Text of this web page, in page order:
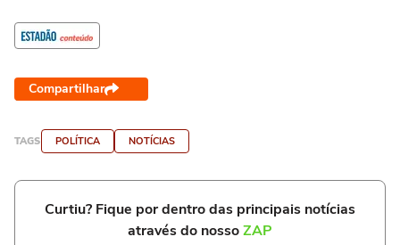
Compartilhar
TAGS POLÍTICA NOTÍCIAS
Curtiu? Fique por dentro das principais notícias
através do nossoZAP